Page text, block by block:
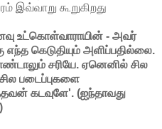
இவ்வாறு கூறுகிறது
உட்கொள்வாராயின் - அவர்
கெடுதியும் அளிப்பதில்லை.
சரியே. ஏனெனில் சில
படைப்புகளை
கடவுளே'. (ஐந்தாவது